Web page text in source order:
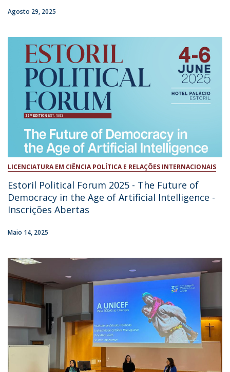
Agosto 29, 2025
LICENCIATURA EM CIÊNCIA POLÍTICA E RELAÇÕES INTERNACIONAIS
Estoril Political Forum 2025 - The Future of
Democracy in the Age of Artificial Intelligence -
Inscrições Abertas
Maio 14, 2025